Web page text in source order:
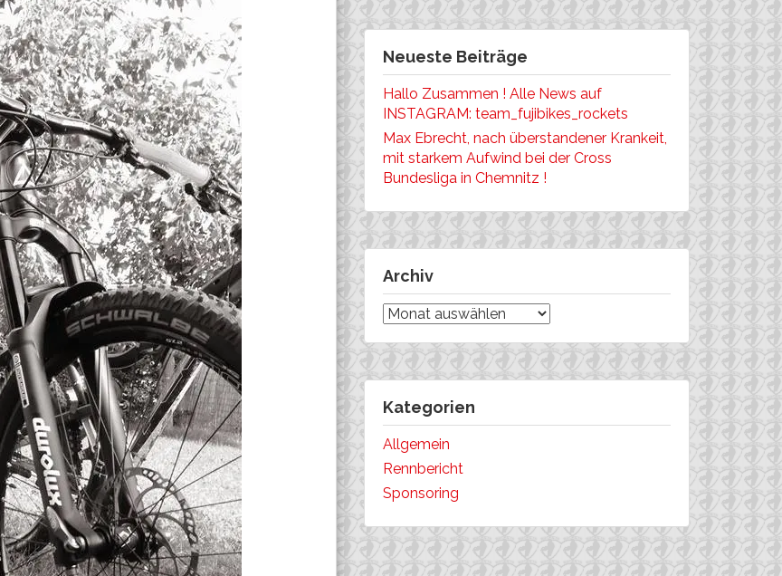
Neueste Beiträge
Hallo Zusammen ! Alle News auf
INSTAGRAM: team_fujibikes_rockets
Max Ebrecht, nach überstandener Krankeit,
mit starkem Aufwind bei der Cross
Bundesliga in Chemnitz !
Archiv
Archiv
Kategorien
Allgemein
Rennbericht
Sponsoring